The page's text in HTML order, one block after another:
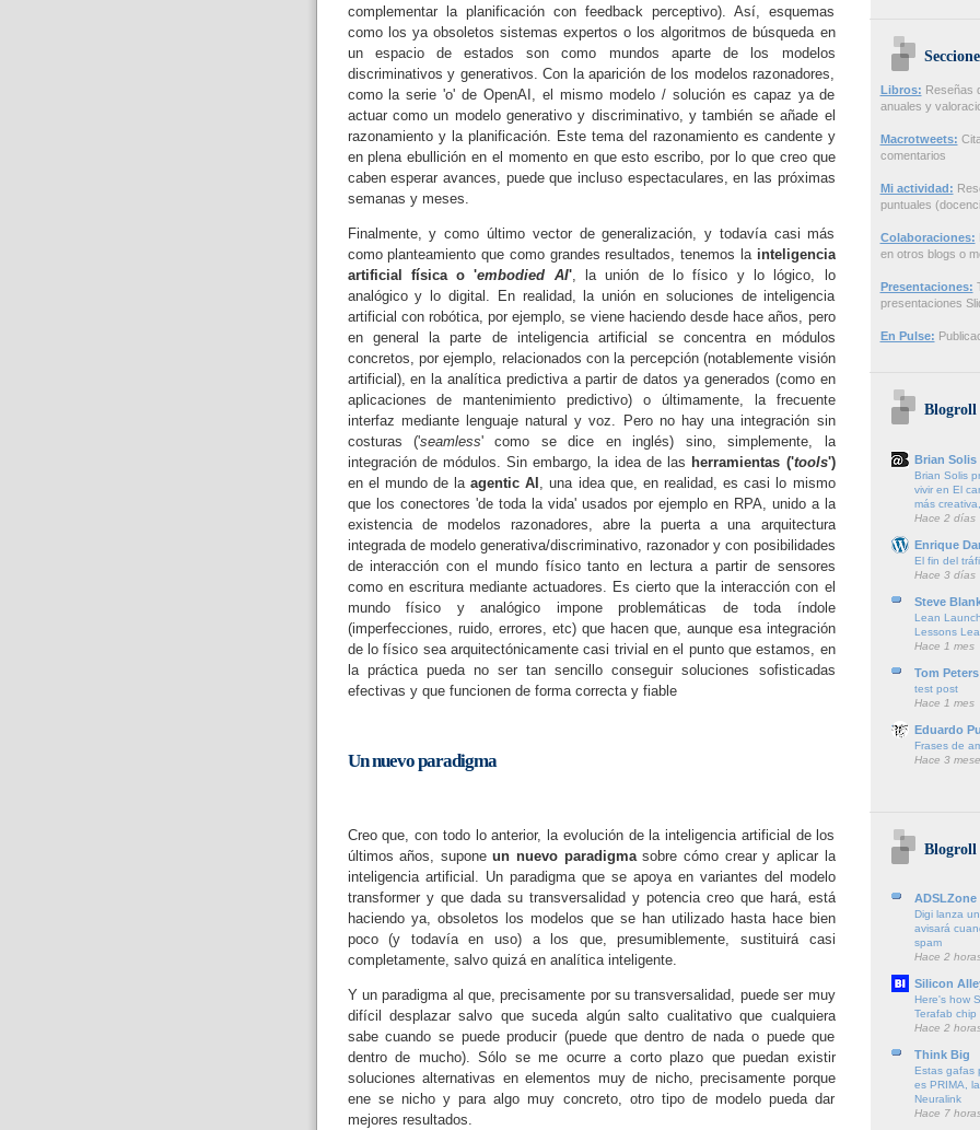
complementar la planificación con feedback perceptivo). Así, esquemas
como los ya obsoletos sistemas expertos o los algoritmos de búsqueda en
un espacio de estados son como mundos aparte de los modelos
discriminativos y generativos. Con la aparición de los modelos razonadores,
como la serie 'o' de OpenAI, el mismo modelo / solución es capaz ya de
actuar como un modelo generativo y discriminativo, y también se añade el
razonamiento y la planificación. Este tema del razonamiento es candente y
en plena ebullición en el momento en que esto escribo, por lo que creo que
caben esperar avances, puede que incluso espectaculares, en las próximas
semanas y meses.
Finalmente, y como último vector de generalización, y todavía casi más
como planteamiento que como grandes resultados, tenemos la inteligencia
artificial física o 'embodied AI', la unión de lo físico y lo lógico, lo
analógico y lo digital. En realidad, la unión en soluciones de inteligencia
artificial con robótica, por ejemplo, se viene haciendo desde hace años, pero
en general la parte de inteligencia artificial se concentra en módulos
concretos, por ejemplo, relacionados con la percepción (notablemente visión
artificial), en la analítica predictiva a partir de datos ya generados (como en
aplicaciones de mantenimiento predictivo) o últimamente, la frecuente
interfaz mediante lenguaje natural y voz. Pero no hay una integración sin
costuras ('seamless' como se dice en inglés) sino, simplemente, la
integración de módulos. Sin embargo, la idea de las herramientas ('tools')
en el mundo de la agentic AI , una idea que, en realidad, es casi lo mismo
que los conectores 'de toda la vida' usados por ejemplo en RPA, unido a la
existencia de modelos razonadores, abre la puerta a una arquitectura
integrada de modelo generativa/discriminativo, razonador y con posibilidades
de interacción con el mundo físico tanto en lectura a partir de sensores
como en escritura mediante actuadores. Es cierto que la interacción con el
mundo físico y analógico impone problemáticas de toda índole
(imperfecciones, ruido, errores, etc) que hacen que, aunque esa integración
de lo físico sea arquitectónicamente casi trivial en el punto que estamos, en
la práctica pueda no ser tan sencillo conseguir soluciones sofisticadas
efectivas y que funcionen de forma correcta y fiable
Un nuevo paradigma
Creo que, con todo lo anterior, la evolución de la inteligencia artificial de los
últimos años, suponeun nuevo paradigmasobre cómo crear y aplicar la
inteligencia artificial. Un paradigma que se apoya en variantes del modelo
transformer y que dada su transversalidad y potencia creo que hará, está
haciendo ya, obsoletos los modelos que se han utilizado hasta hace bien
poco (y todavía en uso) a los que, presumiblemente, sustituirá casi
completamente, salvo quizá en analítica inteligente.
Y un paradigma al que, precisamente por su transversalidad, puede ser muy
difícil desplazar salvo que suceda algún salto cualitativo que cualquiera
sabe cuando se puede producir (puede que dentro de nada o puede que
dentro de mucho). Sólo se me ocurre a corto plazo que puedan existir
soluciones alternativas en elementos muy de nicho, precisamente porque
ene se nicho y para algo muy concreto, otro tipo de modelo pueda dar
mejores resultados.
Libros: Reseñas
anuales y
Macrotweets:
comentarios
Mi actividad:
puntuales
Colaboraciones:
en otros blogs o
Presentaciones:
presentaciones
En Pulse:
Blogroll
Brian Solis
Brian Solis
vivir en El
más
Hace 2 días
Enrique
El fin del
Hace 3 días
Steve
Lean
Lessons
Hace 1 mes
Tom Peters
test post
Hace 1 mes
Eduardo
Frases de
Hace 3
Blogroll
ADSLZone
Digi lanza
avisará
spam
Hace 2
Silicon
Here's how
Terafab chip
Hace 2
Think Big
Estas gafas
es PRIMA,
Neuralink
Hace 7